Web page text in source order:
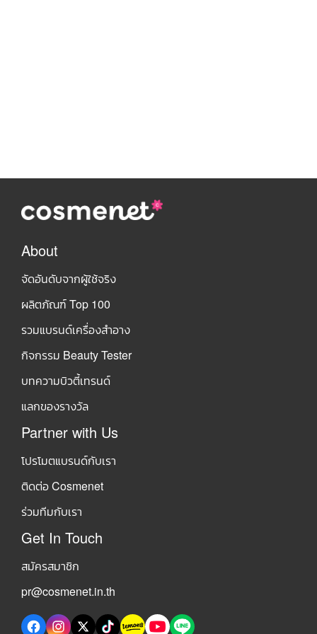
About
จัดอันดับจากผู้ใช้จริง
ผลิตภัณฑ์ Top 100
รวมแบรนด์เครื่องสำอาง
กิจกรรม Beauty Tester
บทความบิวตี้เทรนด์
แลกของรางวัล
Partner with Us
โปรโมตแบรนด์กับเรา
ติดต่อ Cosmenet
ร่วมทีมกับเรา
Get In Touch
สมัครสมาชิก
pr@cosmenet.in.th